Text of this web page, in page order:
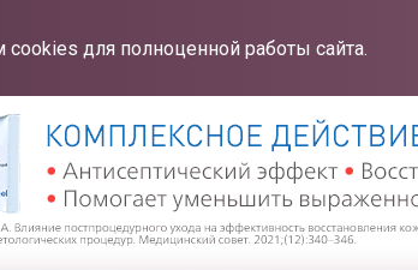
для полноценной работы сайта.